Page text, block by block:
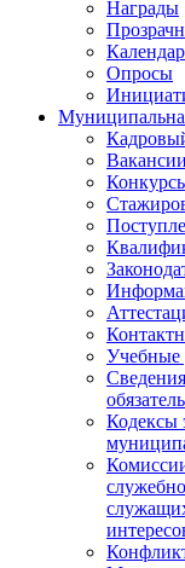
Награды
Опросы
Вакансии
Учебные
Кодексы